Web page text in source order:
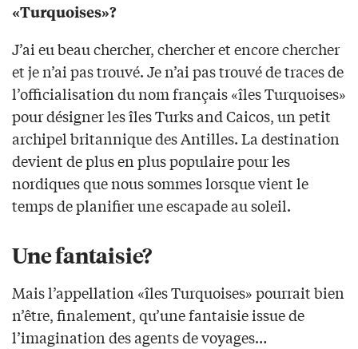
«Turquoises»?
J’ai eu beau chercher, chercher et encore chercher
et je n’ai pas trouvé. Je n’ai pas trouvé de traces de
l’officialisation du nom français «îles Turquoises»
pour désigner les îles Turks and Caicos, un petit
archipel britannique des Antilles. La destination
devient de plus en plus populaire pour les
nordiques que nous sommes lorsque vient le
temps de planifier une escapade au soleil.
Une fantaisie?
Mais l’appellation «îles Turquoises» pourrait bien
n’être, finalement, qu’une fantaisie issue de
l’imagination des agents de voyages…